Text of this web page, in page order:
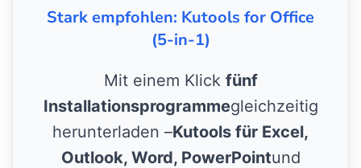
Stark empfohlen: Kutools for Office
(5-in-1)
Mit einem Klick fünf
Installationsprogrammegleichzeitig
herunterladen –Kutools für Excel,
Outlook, Word, PowerPointund